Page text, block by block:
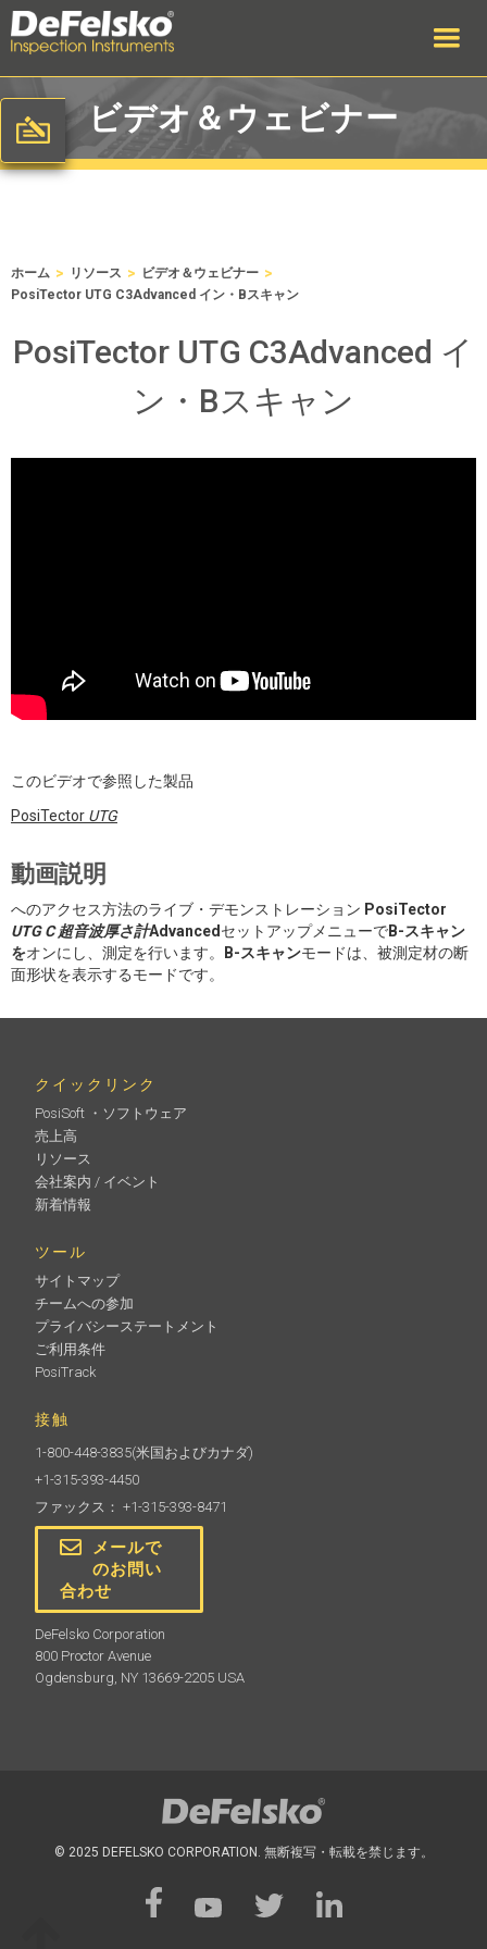
ビデオ＆ウェビナー
ホーム > リソース > ビデオ＆ウェビナー >
PosiTector UTG C3Advanced イン・Bスキャン
PosiTector UTG C3Advanced イ
ン・Bスキャン
このビデオで参照した製品
PosiTector UTG
動画説明
へのアクセス方法のライブ・デモンストレーション PosiTector
UTG C 超音波厚さ計AdvancedセットアップメニューでB-スキャン
をオンにし、測定を行います。 B-スキャンモードは、被測定材の断
面形状を表示するモードです。
クイックリンク
PosiSoft ・ソフトウェア
売上高
リソース
会社案内 / イベント
新着情報
ツール
サイトマップ
チームへの参加
プライバシーステートメント
ご利用条件
PosiTrack
接触
1-800-448-3835(米国およびカナダ)
+1-315-393-4450
ファックス： +1-315-393-8471
メールで
のお問い
合わせ
DeFelsko Corporation
800 Proctor Avenue
Ogdensburg, NY 13669-2205 USA
© 2025 DEFELSKO CORPORATION. 無断複写・転載を禁じます。